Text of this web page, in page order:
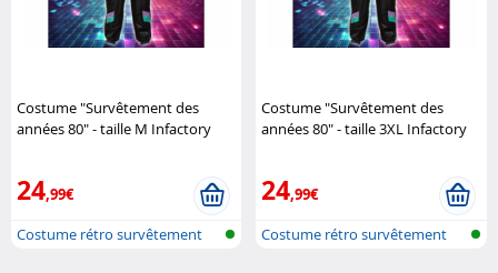
Costume "Survêtement des
années 80" - taille M Infactory
24,99€
Costume rétro survêtement
Costume "Survêtement des
années 80" - taille 3XL Infactory
24,99€
Costume rétro survêtement